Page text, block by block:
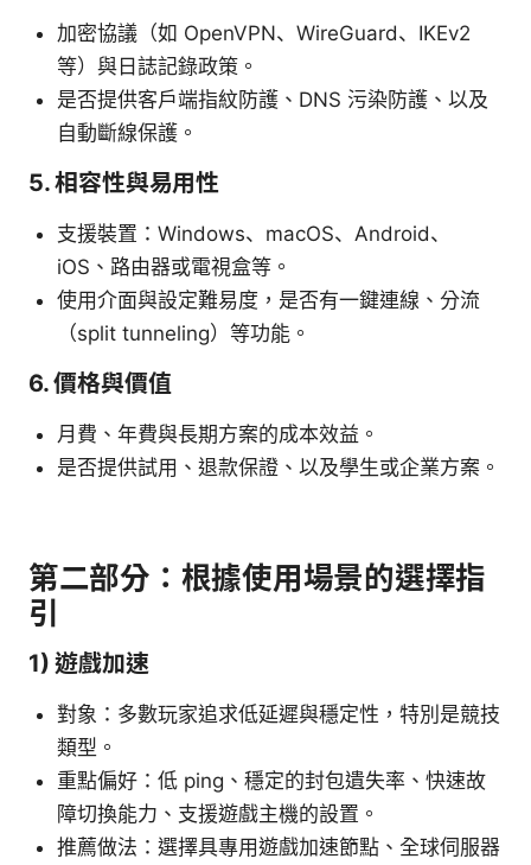
加密協議（如 OpenVPN、WireGuard、IKEv2
等）與日誌記錄政策。
是否提供客戶端指紋防護、DNS 污染防護、以及
自動斷線保護。
5. 相容性與易用性
支援裝置：Windows、macOS、Android、
iOS、路由器或電視盒等。
使用介面與設定難易度，是否有一鍵連線、分流
（split tunneling）等功能。
6. 價格與價值
月費、年費與長期方案的成本效益。
是否提供試用、退款保證、以及學生或企業方案。
第二部分：根據使用場景的選擇指
引
1) 遊戲加速
對象：多數玩家追求低延遲與穩定性，特別是競技
類型。
重點偏好：低 ping、穩定的封包遺失率、快速故
障切換能力、支援遊戲主機的設置。
推薦做法：選擇具專用遊戲加速節點、全球伺服器